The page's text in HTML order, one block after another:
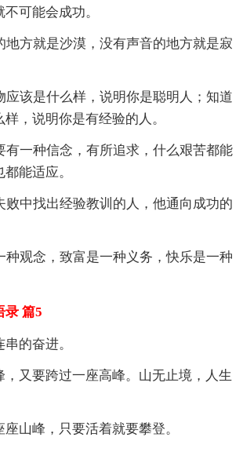
可能会成功。
地方就是沙漠，没有声音的地方就是寂
应该是什么样，说明你是聪明人；知道
，说明你是有经验的人。
有一种信念，有所追求，什么艰苦都能
能适应。
败中找出经验教训的人，他通向成功的
种观念，致富是一种义务，快乐是一种
篇5
的奋进。
，又要跨过一座高峰。山无止境，人生
山峰，只要活着就要攀登。